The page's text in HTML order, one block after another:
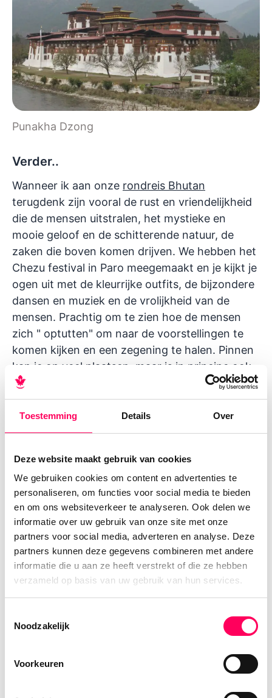
Toestemming Details Over
Deze website maakt gebruik van cookies
We gebruiken cookies om content en advertenties te
personaliseren, om functies voor social media te bieden
en om ons websiteverkeer te analyseren. Ook delen we
informatie over uw gebruik van onze site met onze
partners voor social media, adverteren en analyse. Deze
partners kunnen deze gegevens combineren met andere
informatie die u aan ze heeft verstrekt of die ze hebben
verzameld op basis van uw gebruik van hun services.
Noodzakelijk
Voorkeuren
Punakha Dzong
Verder..
Wanneer ik aan onze rondreis Bhutan
terugdenk zijn vooral de rust en vriendelijkheid
die de mensen uitstralen, het mystieke en
mooie geloof en de schitterende natuur, de
zaken die boven komen drijven. We hebben het
Chezu festival in Paro meegemaakt en je kijkt je
ogen uit met de kleurrijke outfits, de bijzondere
dansen en muziek en de vrolijkheid van de
mensen. Prachtig om te zien hoe de mensen
zich " optutten" om naar de voorstellingen te
komen kijken en een zegening te halen. Pinnen
kan je op veel plaatsen, maar is in principe ook
niet nodig omdat alles van tevoren al betaald is,
en de dollar of indiaase rupee worden ook
aangenomen.
inspanning die je levert, helemaal tot rust komt.
Het is heerlijk om een flinke wandeling te maken
naar een van de kloosters, met als hoogtepunt
het Tigersnest in Paro. Dit klooster, dat als het
ware tegen een rotswand gekleefd lijkt, heeft
zonder twijfel de meest spectaculaire ligging
van alle gebouwen in Bhutan. Hijgend en
puffend aangekomen verbaas je jezelf dat die
monniken dat dagelijks doen! Als je daar dan zit
Die geluiden (ook van de muziekinstrumenten)
kloosters en dzongs lijken vrij veel op elkaar,